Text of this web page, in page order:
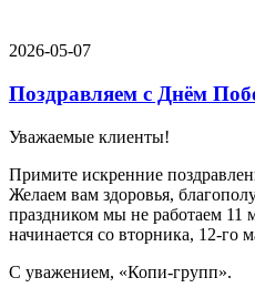
2026-05-07
Поздравляем с Днём
Уважаемые клиенты!
Примите искренние
Желаем вам здоровья,
праздником мы не работаем 11
начинается со вторника, 12-го
С уважением, «Копи-групп».